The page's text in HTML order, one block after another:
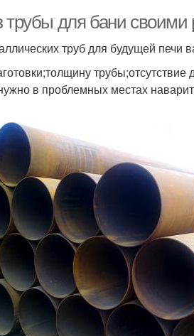
трубы для бани своими
труб для будущей печи
в проблемных местах